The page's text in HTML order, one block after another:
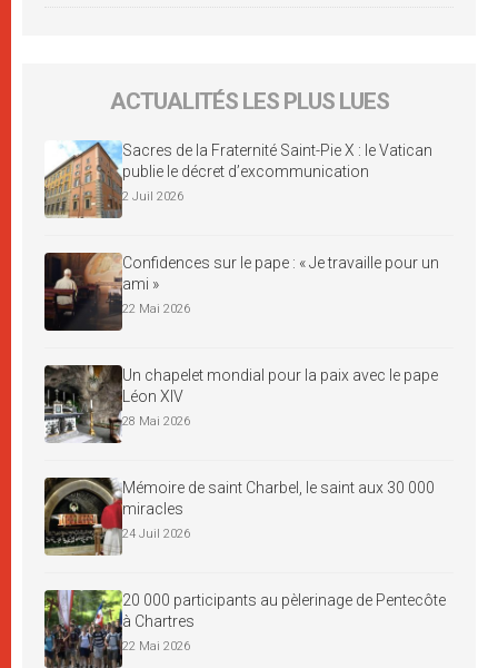
ACTUALITÉS LES PLUS LUES
Sacres de la Fraternité Saint-Pie X : le Vatican
publie le décret d’excommunication
2 Juil 2026
Confidences sur le pape : « Je travaille pour un
ami »
22 Mai 2026
Un chapelet mondial pour la paix avec le pape
Léon XIV
28 Mai 2026
Mémoire de saint Charbel, le saint aux 30 000
miracles
24 Juil 2026
20 000 participants au pèlerinage de Pentecôte
à Chartres
22 Mai 2026